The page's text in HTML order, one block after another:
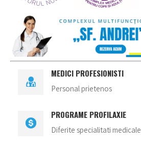
MEDICI PROFESIONISTI
Personal prietenos
PROGRAME PROFILAXIE
Diferite specialitati medicale